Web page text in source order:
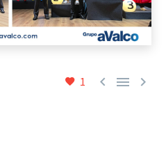
1   